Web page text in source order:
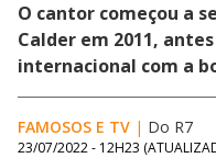
O cantor começou a
Calder em 2011,
internacional com a
FAMOSOS E TV | Do R7
23/07/2022 - 12H23